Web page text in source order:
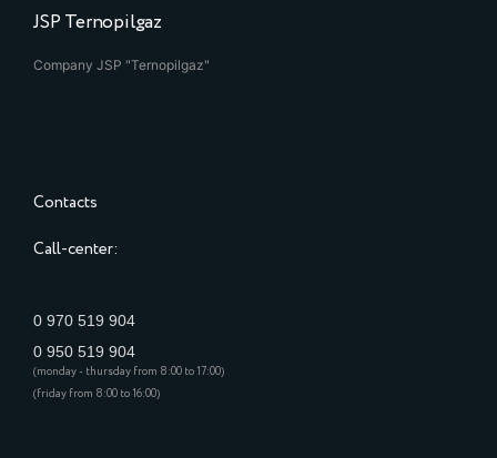
JSP Ternopilgaz
Company JSP "Ternopilgaz"
Contacts
Call-center:
0 970 519 904
0 950 519 904
(monday - thursday from 8:00 to 17:00)
(friday from 8:00 to 16:00)